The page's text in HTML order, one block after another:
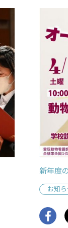
新年度
お知